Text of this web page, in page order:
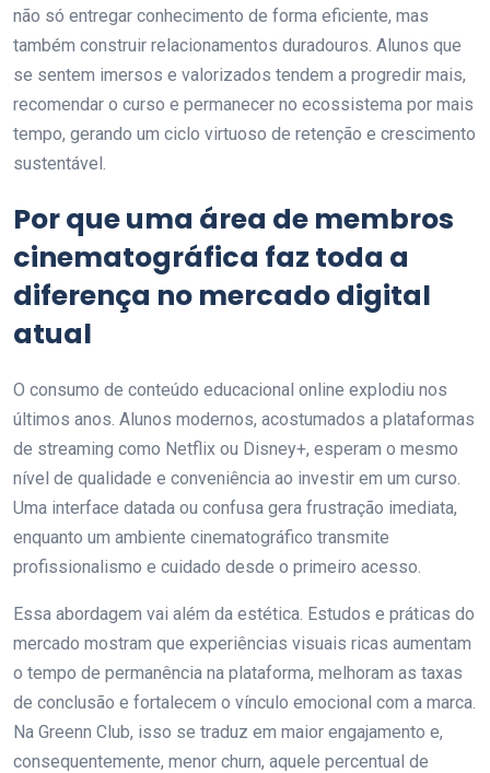
não só entregar conhecimento de forma eficiente, mas
também construir relacionamentos duradouros. Alunos que
se sentem imersos e valorizados tendem a progredir mais,
recomendar o curso e permanecer no ecossistema por mais
tempo, gerando um ciclo virtuoso de retenção e crescimento
sustentável.
Por que uma área de membros
cinematográfica faz toda a
diferença no mercado digital
atual
O consumo de conteúdo educacional online explodiu nos
últimos anos. Alunos modernos, acostumados a plataformas
de streaming como Netflix ou Disney+, esperam o mesmo
nível de qualidade e conveniência ao investir em um curso.
Uma interface datada ou confusa gera frustração imediata,
enquanto um ambiente cinematográfico transmite
profissionalismo e cuidado desde o primeiro acesso.
Essa abordagem vai além da estética. Estudos e práticas do
mercado mostram que experiências visuais ricas aumentam
o tempo de permanência na plataforma, melhoram as taxas
de conclusão e fortalecem o vínculo emocional com a marca.
Na Greenn Club, isso se traduz em maior engajamento e,
consequentemente, menor churn, aquele percentual de